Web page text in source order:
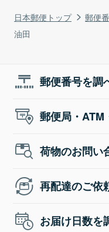
日本郵便トップ 郵便
油田
郵便番号を調
郵便局・ATM
荷物のお問い
再配達のご依
お届け日数を